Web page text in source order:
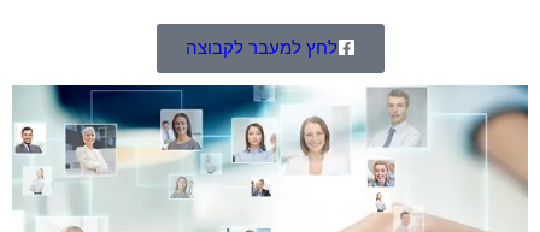
לחץ למעבר לקבוצה